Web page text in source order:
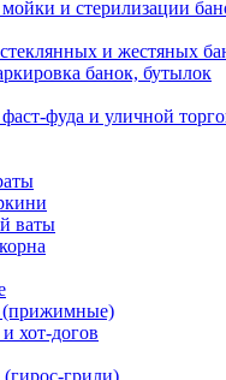
и стерилизации
и жестяных
банок, бутылок
фуда и уличной
ваты
(прижимные)
хот-догов
грили)